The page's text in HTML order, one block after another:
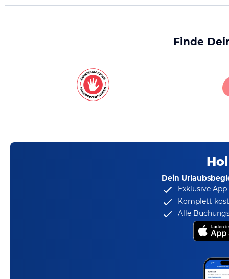
Finde
Dein
Exklusive
Komplett
Alle